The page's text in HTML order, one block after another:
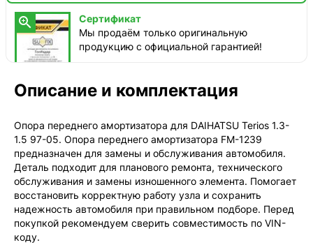
ТопРадар — Курьер
сегодня, от 350 ₽
ТопРадар — Самовывоз
сегодня, бесплатно
СДЭК — Курьер
1-3 дня, от 385 ₽

Сертификат
Мы продаём только оригинальную
продукцию с официальной гарантией!
Описание и комплектация
Опора переднего амортизатора для DAIHATSU Terios 1.3-
1.5 97-05. Опора переднего амортизатора FM-1239
предназначен для замены и обслуживания автомобиля.
Деталь подходит для планового ремонта, технического
обслуживания и замены изношенного элемента. Помогает
восстановить корректную работу узла и сохранить
надежность автомобиля при правильном подборе. Перед
покупкой рекомендуем сверить совместимость по VIN-
коду.